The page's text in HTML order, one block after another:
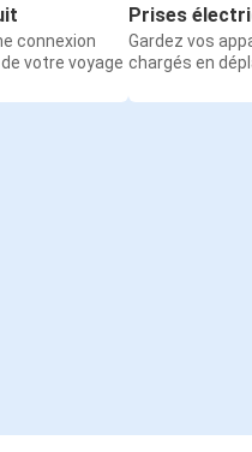
connexion
votre voyage
Prises
Gardez vos
chargés en